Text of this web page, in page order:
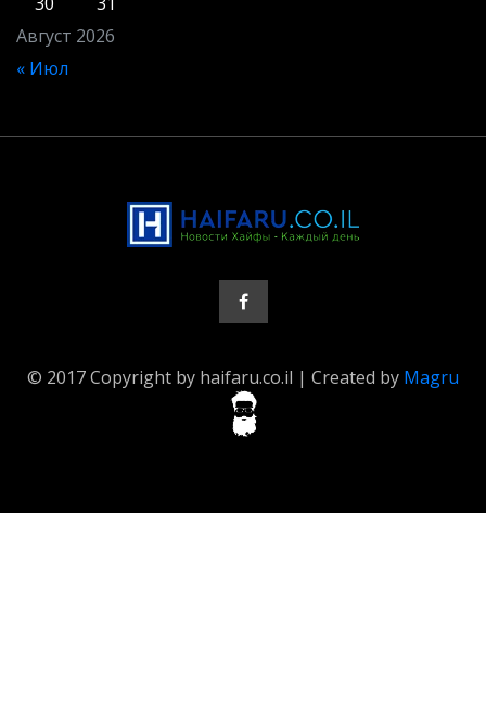
Август 2026
« Июл
© 2017 Copyright by haifaru.co.il | Created by Magru